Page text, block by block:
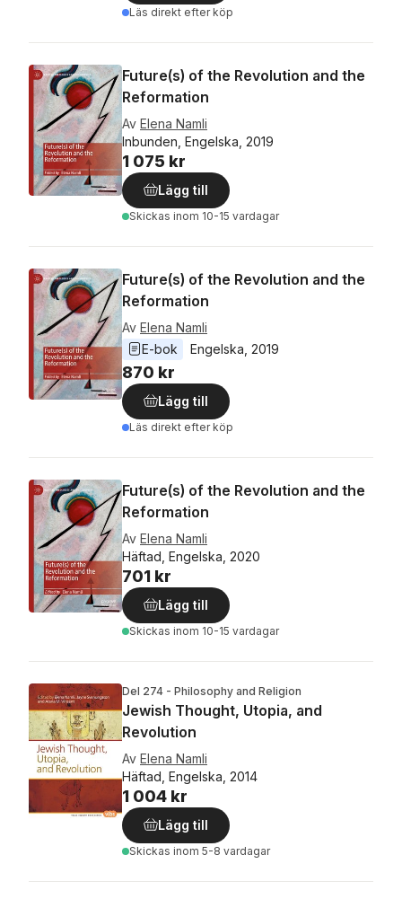
Läs direkt efter köp
Future(s) of the Revolution and the
Reformation
Av Elena Namli
Inbunden, Engelska, 2019
1 075 kr
Lägg till
Skickas inom 10-15 vardagar
Future(s) of the Revolution and the
Reformation
Av Elena Namli
E-bok
Engelska 2019
870 kr
Lägg till
Läs direkt efter köp
Future(s) of the Revolution and the
Reformation
Av Elena Namli
Häftad, Engelska, 2020
701 kr
Lägg till
Skickas inom 10-15 vardagar
Del 274 - Philosophy and Religion
Jewish Thought, Utopia, and
Revolution
Av Elena Namli
Häftad, Engelska, 2014
1 004 kr
Lägg till
Skickas inom 5-8 vardagar